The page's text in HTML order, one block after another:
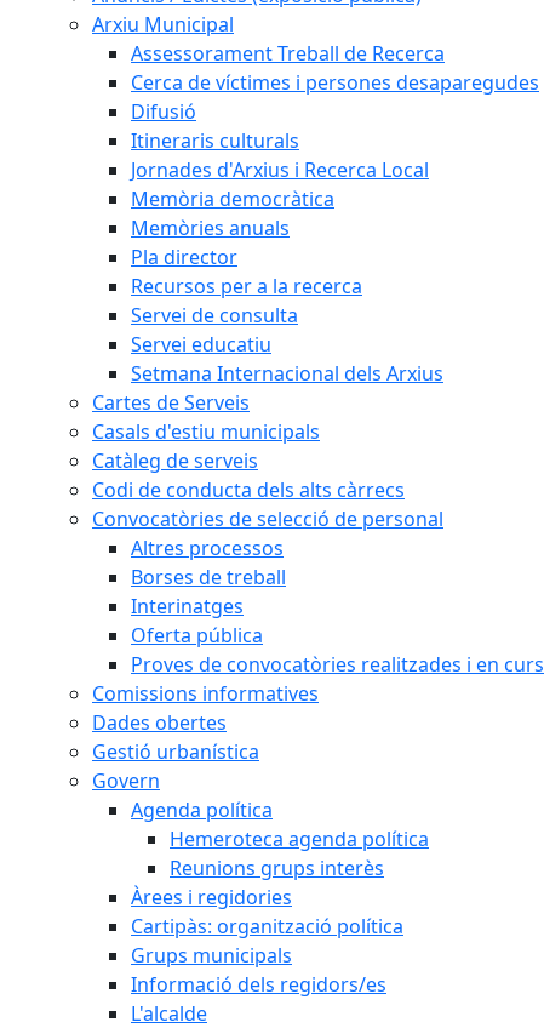
Arxiu Municipal
Assessorament Treball de Recerca
Cerca de víctimes i persones desaparegudes
Difusió
Itineraris culturals
Jornades d'Arxius i Recerca Local
Memòria democràtica
Memòries anuals
Pla director
Recursos per a la recerca
Servei de consulta
Servei educatiu
Setmana Internacional dels Arxius
Cartes de Serveis
Casals d'estiu municipals
Catàleg de serveis
Codi de conducta dels alts càrrecs
Convocatòries de selecció de personal
Altres processos
Borses de treball
Interinatges
Oferta pública
Proves de convocatòries realitzades i en curs
Comissions informatives
Dades obertes
Gestió urbanística
Govern
Agenda política
Hemeroteca agenda política
Reunions grups interès
Àrees i regidories
Cartipàs: organització política
Grups municipals
Informació dels regidors/es
L'alcalde